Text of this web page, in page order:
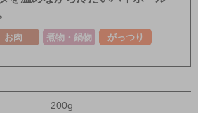
お肉 煮物・鍋物 がっつり
200g